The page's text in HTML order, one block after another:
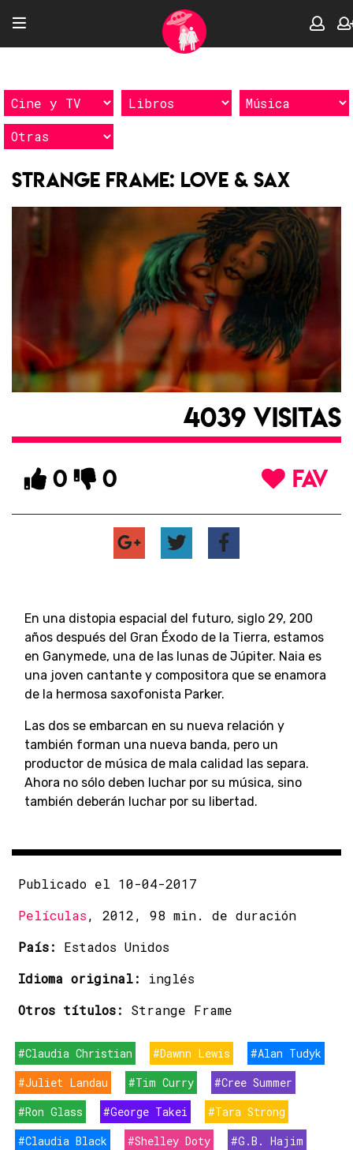
Strange Frame: Love & Sax
4039 VISITAS
0 0 FAV
En una distopia espacial del futuro, siglo 29, 200
años después del Gran Éxodo de la Tierra, estamos
en Ganymede, una de las lunas de Júpiter. Naia es
una joven cantante y compositora que se enamora
de la hermosa saxofonista Parker.
Las dos se embarcan en su nueva relación y
también forman una nueva banda, pero un
productor de música de mala calidad las separa.
Ahora no sólo deben luchar por su música, sino
también deberán luchar por su libertad.
Publicado el 10-04-2017
Películas, 2012, 98 min. de duración
País: Estados Unidos
Idioma original: inglés
Otros títulos: Strange Frame
#Claudia Christian #Dawnn Lewis
#Alan Tudyk
#Juliet Landau
#Tim Curry
#Cree Summer
#Ron Glass
#George Takei
#Tara Strong
#Claudia Black
#Shelley Doty
#G.B. Hajim